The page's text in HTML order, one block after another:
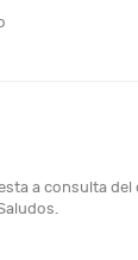
a consulta del